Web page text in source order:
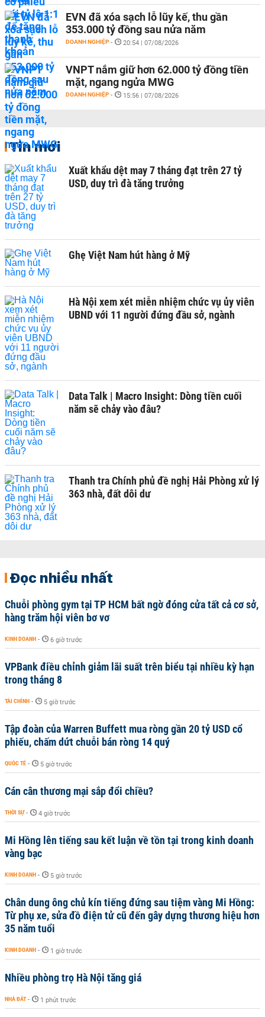
EVN đã xóa sạch lỗ lũy kế, thu gần
353.000 tỷ đồng sau nửa năm
DOANH NGHIỆP - 20:54 | 07/08/2026
VNPT nắm giữ hơn 62.000 tỷ đồng tiền
mặt, ngang ngửa MWG
DOANH NGHIỆP - 15:56 | 07/08/2026
Tin mới
Xuất khẩu dệt may 7 tháng đạt trên 27 tỷ
USD, duy trì đà tăng trưởng
Ghẹ Việt Nam hút hàng ở Mỹ
Hà Nội xem xét miễn nhiệm chức vụ ủy viên
UBND với 11 người đứng đầu sở, ngành
Data Talk | Macro Insight: Dòng tiền cuối
năm sẽ chảy vào đâu?
Thanh tra Chính phủ đề nghị Hải Phòng xử lý
363 nhà, đất dôi dư
Đọc nhiều nhất
Chuỗi phòng gym tại TP HCM bất ngờ đóng cửa tất cả cơ sở,
hàng trăm hội viên bơ vơ
KINH DOANH - 6 giờ trước
VPBank điều chỉnh giảm lãi suất trên biểu tại nhiều kỳ hạn
trong tháng 8
TÀI CHÍNH - 5 giờ trước
Tập đoàn của Warren Buffett mua ròng gần 20 tỷ USD cổ
phiếu, chấm dứt chuỗi bán ròng 14 quý
QUỐC TẾ - 5 giờ trước
Cán cân thương mại sắp đổi chiều?
THỜI SỰ - 4 giờ trước
Mi Hồng lên tiếng sau kết luận về tồn tại trong kinh doanh
vàng bạc
KINH DOANH - 5 giờ trước
Chân dung ông chủ kín tiếng đứng sau tiệm vàng Mi Hồng:
Từ phụ xe, sửa đồ điện tử cũ đến gây dựng thương hiệu hơn
35 năm tuổi
KINH DOANH - 1 giờ trước
Nhiều phòng trọ Hà Nội tăng giá
NHÀ ĐẤT - 1 phút trước